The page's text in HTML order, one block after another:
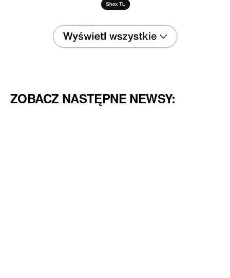
ZOBACZ NASTĘPNE NEWSY: